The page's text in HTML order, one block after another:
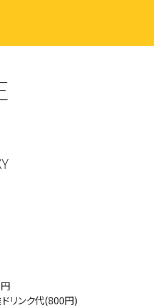
リンク代(800円)